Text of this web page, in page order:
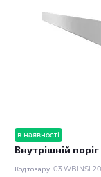
в наявності
Внутрішній
Код товару: